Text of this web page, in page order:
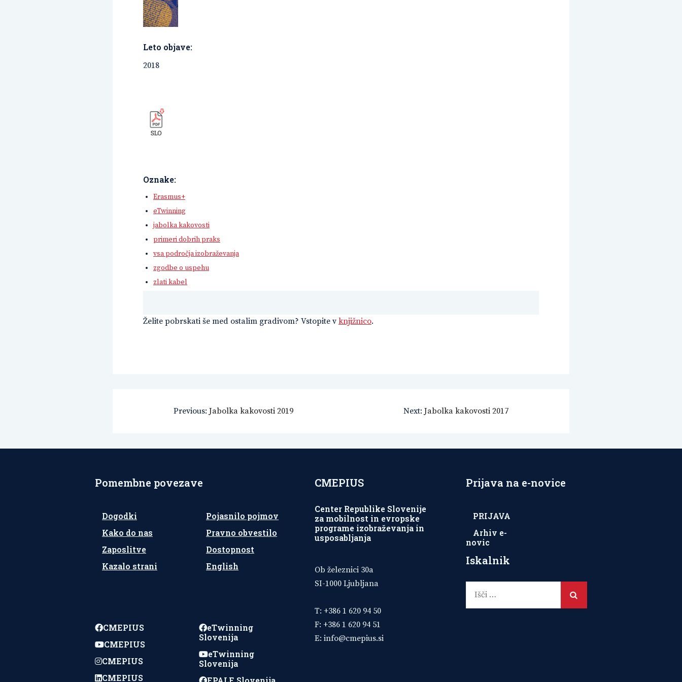
Leto objave:
2018
Oznake:
Erasmus+
eTwinning
jabolka kakovosti
primeri dobrih praks
vsa področja izobraževanja
zgodbe o uspehu
zlati kabel
Želite pobrskati še med ostalim gradivom? Vstopite v knjižnico.
Navigacija
Previous: Jabolka kakovosti 2019 Next: Jabolka kakovosti 2017
Pomembne povezave
Dogodki
Kako do nas
Zaposlitve
Kazalo strani
Pojasnilo pojmov
Pravno obvestilo
Dostopnost
English
CMEPIUS
CMEPIUS
CMEPIUS
CMEPIUS
eTwinning
Slovenija
eTwinning
Slovenija
CMEPIUS
Center Republike Slovenije
za mobilnost in evropske
programe izobraževanja in
usposabljanja
Ob železnici 30a
SI-1000 Ljubljana
T: +386 1 620 94 50
F: +386 1 620 94 51
E: info@cmepius.si
Prijava na e-novice
PRIJAVA
Arhiv e-
novic
Iskalnik